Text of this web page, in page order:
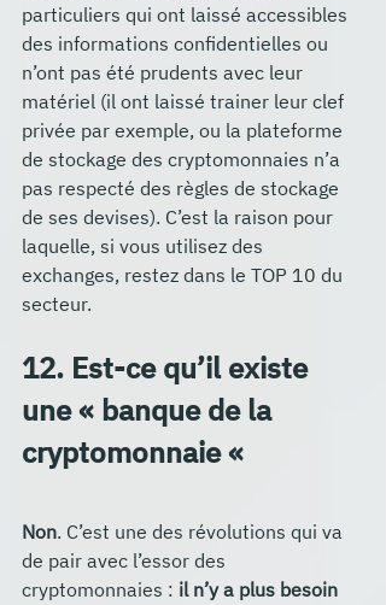
particuliers qui ont laissé accessibles
des informations confidentielles ou
n’ont pas été prudents avec leur
matériel (il ont laissé trainer leur clef
privée par exemple, ou la plateforme
de stockage des cryptomonnaies n’a
pas respecté des règles de stockage
de ses devises). C’est la raison pour
laquelle, si vous utilisez des
exchanges, restez dans le TOP 10 du
secteur.
12. Est-ce qu’il existe
une « banque de la
cryptomonnaie «
Non. C’est une des révolutions qui va
de pair avec l’essor des
cryptomonnaies : il n’y a plus besoin